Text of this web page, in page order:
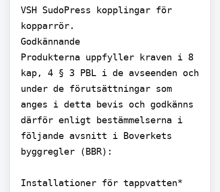
VSH SudoPress kopplingar för
kopparrör.
Godkännande
Produkterna uppfyller kraven i 8
kap, 4 § 3 PBL i de avseenden och
under de förutsättningar som
anges i detta bevis och godkänns
därför enligt bestämmelserna i
följande avsnitt i Boverkets
byggregler (BBR):
Installationer för tappvatten*